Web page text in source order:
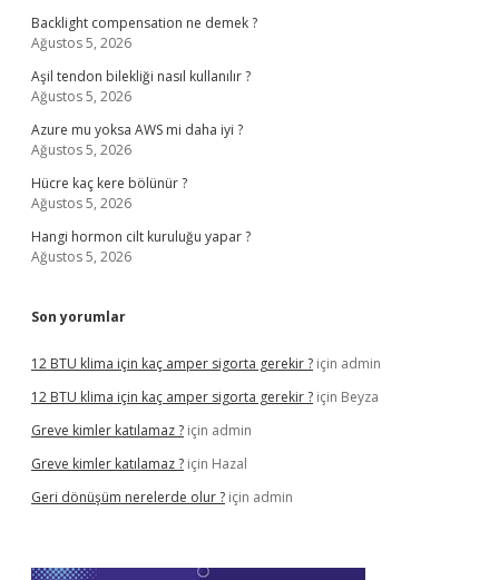
Backlight compensation ne demek ?
Ağustos 5, 2026
Aşil tendon bilekliği nasıl kullanılır ?
Ağustos 5, 2026
Azure mu yoksa AWS mi daha iyi ?
Ağustos 5, 2026
Hücre kaç kere bölünür ?
Ağustos 5, 2026
Hangi hormon cilt kuruluğu yapar ?
Ağustos 5, 2026
Son yorumlar
12 BTU klima için kaç amper sigorta gerekir ? için admin
12 BTU klima için kaç amper sigorta gerekir ? için Beyza
Greve kimler katılamaz ? için admin
Greve kimler katılamaz ? için Hazal
Geri dönüşüm nerelerde olur ? için admin